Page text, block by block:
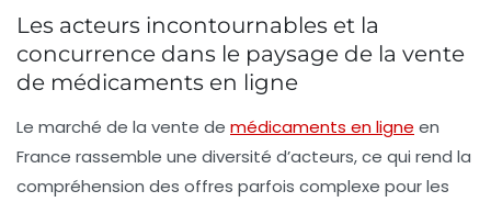
Les acteurs incontournables et la
concurrence dans le paysage de la vente
de médicaments en ligne
Le marché de la vente de médicaments en ligne en
France rassemble une diversité d’acteurs, ce qui rend la
compréhension des offres parfois complexe pour les